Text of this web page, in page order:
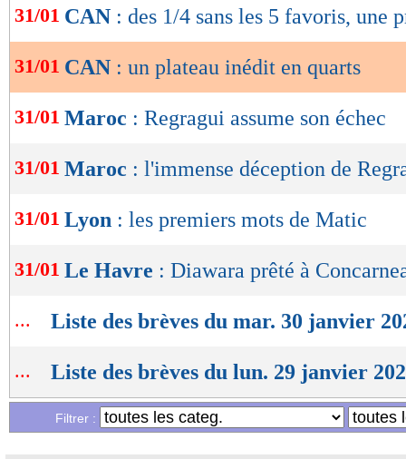
RD Congo - Guinée (21h)
Samedi 3 février
Mali - Côte d'Ivoire (18h)
Cap-Vert - Afrique du Sud (21h)
de
lecture
OK
31/01 CAN : des 1/4 sans les 5 favoris, une
31/01 CAN : un plateau inédit en quarts
31/01 Maroc : Regragui assume son échec
31/01 Maroc : l'immense déception de
31/01 Lyon : les premiers mots de Matic
31/01 Le Havre : Diawara prêté à
... Liste des brèves du mar. 30 janvier
... Liste des brèves du lun. 29 janvier
Filtrer :